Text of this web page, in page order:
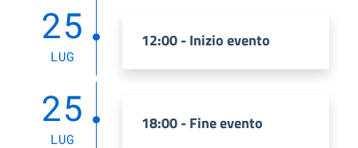
25
LUG
12:00 - Inizio evento
25
LUG
18:00 - Fine evento